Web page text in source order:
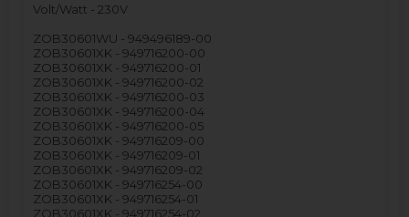
Volt/Watt - 230V
ZOB30601WU - 949496189-00
ZOB30601XK - 949716200-00
ZOB30601XK - 949716200-01
ZOB30601XK - 949716200-02
ZOB30601XK - 949716200-03
ZOB30601XK - 949716200-04
ZOB30601XK - 949716200-05
ZOB30601XK - 949716209-00
ZOB30601XK - 949716209-01
ZOB30601XK - 949716209-02
ZOB30601XK - 949716254-00
ZOB30601XK - 949716254-01
ZOB30601XK - 949716254-02